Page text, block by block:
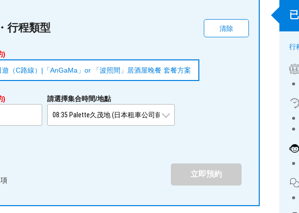
行程類型 清除
)
（C路線）|「AnGaMa」or 「波照間」居酒屋晚餐 套餐方案
) 請選擇集合時間/地點
立即預約
行